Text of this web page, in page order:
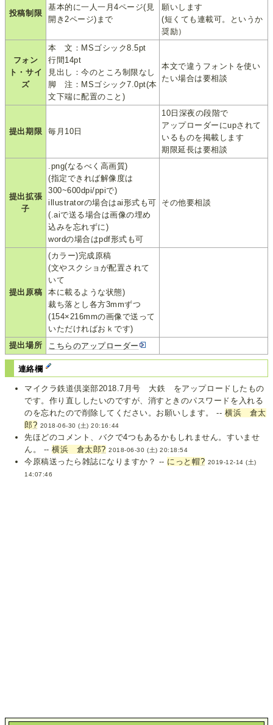
投稿制限
基本的に一人一月4ページ(見
開き2ページ)まで
願いします
(短くても連載可。というか
奨励）
フォン
ト・サイ
ズ
本 文：MSゴシック8.5pt
行間14pt
見出し：今のところ制限なし
脚 注：MSゴシック7.0pt(本
文下端に配置のこと)
本文で違うフォントを使い
たい場合は要相談
提出期限 毎月10日
10日深夜の段階で
アップローダーにupされて
いるものを掲載します
期限延長は要相談
提出拡張
子
.png(なるべく高画質)
(指定できれば解像度は
300~600dpi/ppiで)
illustratorの場合はai形式も可
(.aiで送る場合は画像の埋め
込みを忘れずに)
wordの場合はpdf形式も可
その他要相談
提出原稿
(カラー)完成原稿
(文やスクショが配置されて
いて
本に載るような状態)
裁ち落とし各方3mmずつ
(154×216mmの画像で送って
いただければおｋです)
提出場所
こちらのアップローダー
連絡欄
マイクラ鉄道倶楽部2018.7月号 大鉄 をアップロードしたもの
です。作り直ししたいのですが、消すときのパスワードを入れる
のを忘れたので削除してください。お願いします。 --横浜 倉太
郎? 2018-06-30 (土) 20:16:44
先ほどのコメント、バクで4つもあるかもしれません。すいませ
ん。 --横浜 倉太郎? 2018-06-30 (土) 20:18:54
今原稿送ったら雑誌になりますか？ -- にっと帽? 2019-12-14 (土)
14:07:46